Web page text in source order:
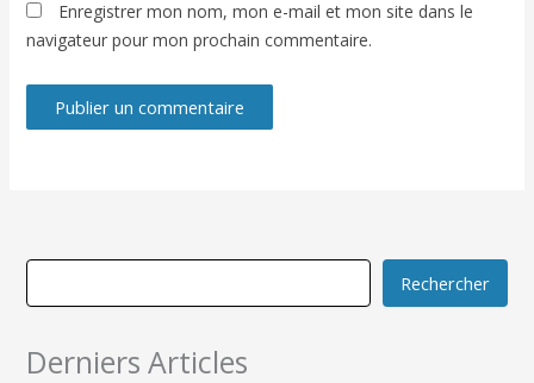
Enregistrer mon nom, mon e-mail et mon site dans le
navigateur pour mon prochain commentaire.
Rechercher
Derniers Articles